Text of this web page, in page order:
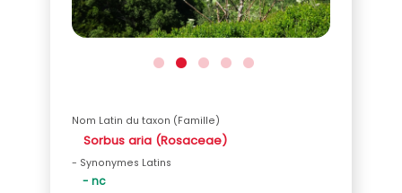
Nom Latin du taxon (Famille)
Sorbus aria (Rosaceae)
- Synonymes Latins
- nc